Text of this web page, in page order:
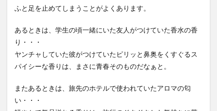
ふと足を止めてしまうことがよくあります。
あるときは、学生の頃一緒にいた友人がつけていた香水の香
り・・・
ヤンチャしていた彼がつけていたピリッと鼻奥をくすぐるス
パイシーな香りは、まさに青春そのものだなぁと。
またあるときは、旅先のホテルで使われていたアロマの匂
い・・・